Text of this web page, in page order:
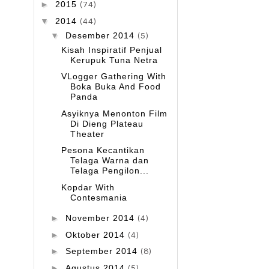
► 2015 (74)
▼ 2014 (44)
▼ Desember 2014 (5)
Kisah Inspiratif Penjual
Kerupuk Tuna Netra
VLogger Gathering With
Boka Buka And Food
Panda
Asyiknya Menonton Film
Di Dieng Plateau
Theater
Pesona Kecantikan
Telaga Warna dan
Telaga Pengilon...
Kopdar With
Contesmania
► November 2014 (4)
► Oktober 2014 (4)
► September 2014 (8)